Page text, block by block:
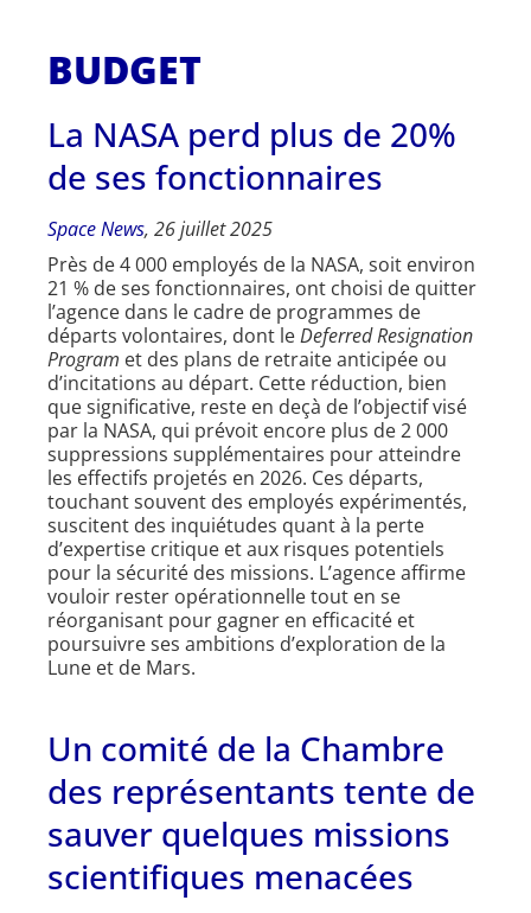
BUDGET
La NASA perd plus de 20%
de ses fonctionnaires
Space News, 26 juillet 2025
Près de 4 000 employés de la NASA, soit environ
21 % de ses fonctionnaires, ont choisi de quitter
l’agence dans le cadre de programmes de
départs volontaires, dont leDeferred Resignation
Program et des plans de retraite anticipée ou
d’incitations au départ. Cette réduction, bien
que significative, reste en deçà de l’objectif visé
par la NASA, qui prévoit encore plus de 2 000
suppressions supplémentaires pour atteindre
les effectifs projetés en 2026. Ces départs,
touchant souvent des employés expérimentés,
suscitent des inquiétudes quant à la perte
d’expertise critique et aux risques potentiels
pour la sécurité des missions. L’agence affirme
vouloir rester opérationnelle tout en se
réorganisant pour gagner en efficacité et
poursuivre ses ambitions d’exploration de la
Lune et de Mars.
Un comité de la Chambre
des représentants tente de
sauver quelques missions
scientifiques menacées